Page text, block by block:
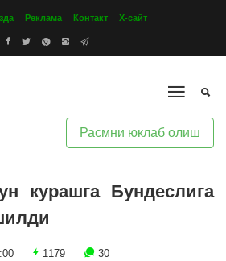
Реклама Контакт Х-сайт
Расмни юклаб олиш
курашга Бундеслига
1179 30